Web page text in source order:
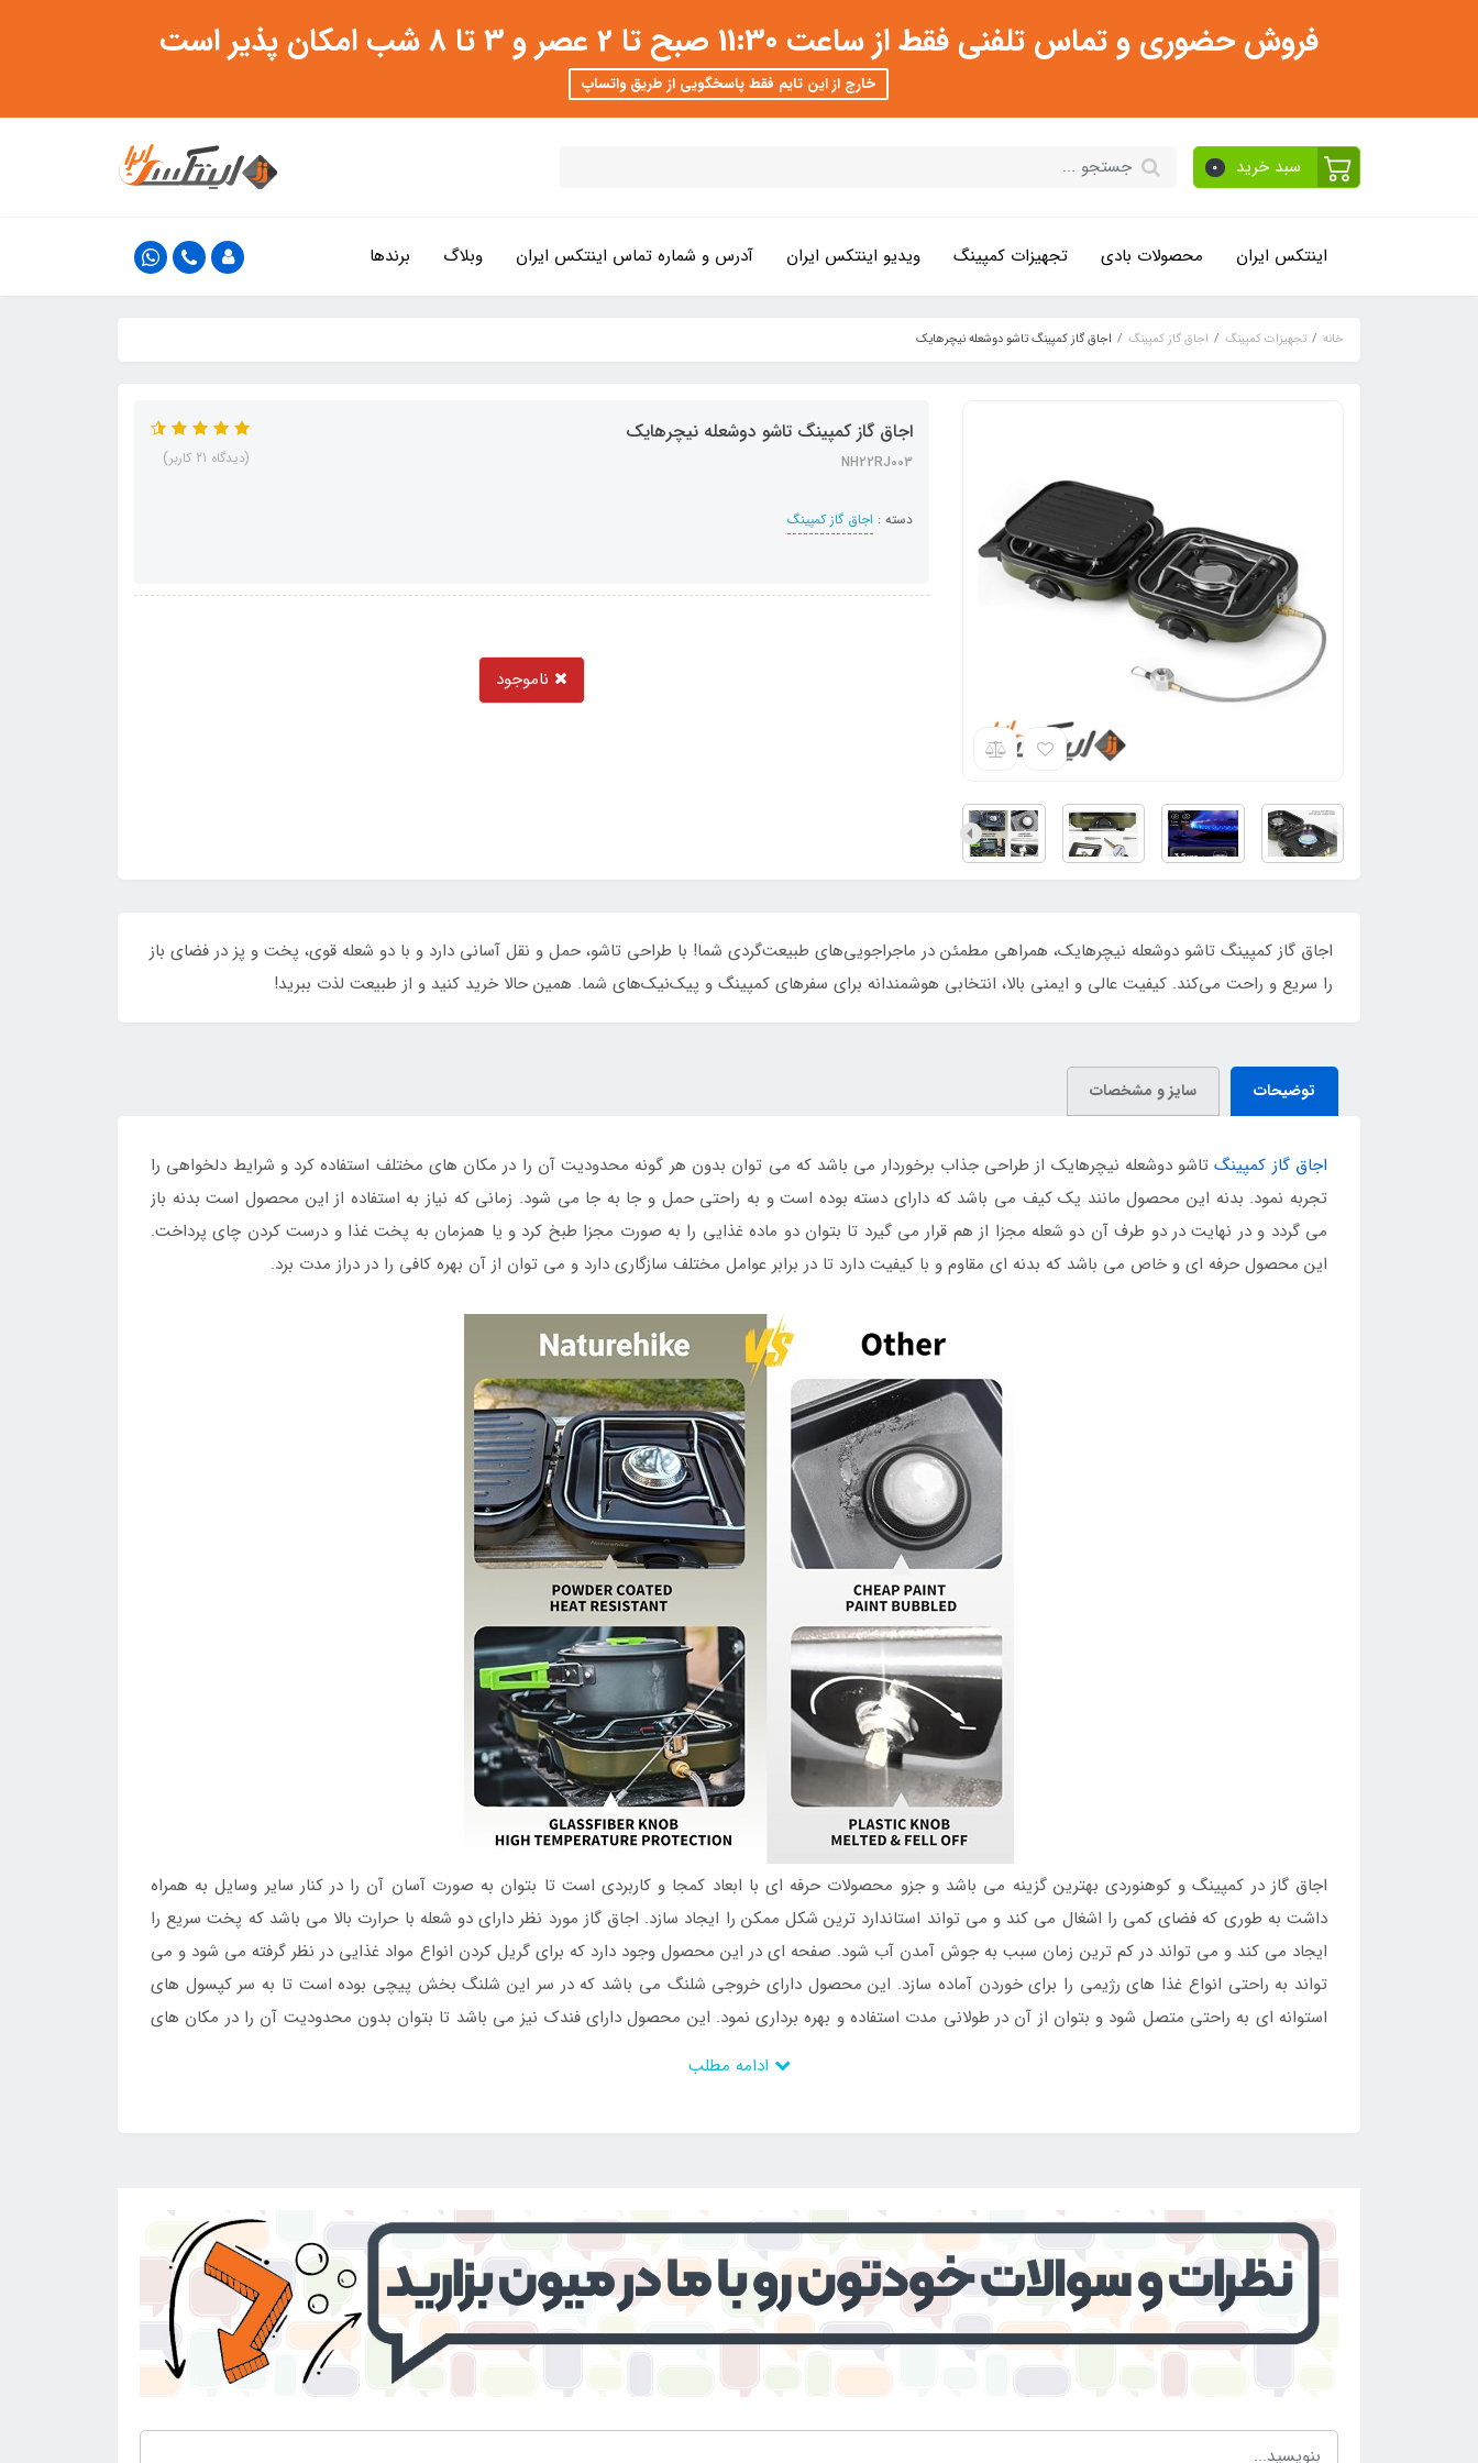
فروش حضوری و تماس تلفنی فقط از ساعت 11:30 صبح تا 2 عصر و 3 تا 8 شب امکان پذیر است
خارج از این تایم فقط پاسخگویی از طریق واتساپ
سبد خرید 0
اینتکس ایران محصولات بادی تجهیزات کمپینگ ویدیو اینتکس ایران آدرس و شماره تماس اینتکس ایران وبلاگ برندها
خانه تجهیزات کمپینگ اجاق گاز کمپینگ اجاق گاز کمپینگ تاشو دوشعله نیچرهایک
اجاق گاز کمپینگ تاشو دوشعله نیچرهایک
NH22RJ003
دسته : اجاق گاز کمپینگ
(دیدگاه 21 کاربر)
ناموجود
اجاق گاز کمپینگ تاشو دوشعله نیچرهایک، همراهی مطمئن در ماجراجویی‌های طبیعت‌گردی شما! با طراحی تاشو، حمل و نقل آسانی دارد و با دو شعله قوی، پخت و پز در فضای باز
را سریع و راحت می‌کند. کیفیت عالی و ایمنی بالا، انتخابی هوشمندانه برای سفرهای کمپینگ و پیک‌نیک‌های شما. همین حالا خرید کنید و از طبیعت لذت ببرید!
توضیحات سایز و مشخصات
اجاق گاز کمپینگتاشو دوشعله نیچرهایک از طراحی جذاب برخوردار می باشد که می توان بدون هر گونه محدودیت آن را در مکان های مختلف استفاده کرد و شرایط دلخواهی را
تجربه نمود. بدنه این محصول مانند یک کیف می باشد که دارای دسته بوده است و به راحتی حمل و جا به جا می شود. زمانی که نیاز به استفاده از این محصول است بدنه باز
می گردد و در نهایت در دو طرف آن دو شعله مجزا از هم قرار می گیرد تا بتوان دو ماده غذایی را به صورت مجزا طبخ کرد و یا همزمان به پخت غذا و درست کردن چای پرداخت.
این محصول حرفه ای و خاص می باشد که بدنه ای مقاوم و با کیفیت دارد تا در برابر عوامل مختلف سازگاری دارد و می توان از آن بهره کافی را در دراز مدت برد.
اجاق گاز در کمپینگ و کوهنوردی بهترین گزینه می باشد و جزو محصولات حرفه ای با ابعاد کمجا و کاربردی است تا بتوان به صورت آسان آن را در کنار سایر وسایل به همراه
داشت به طوری که فضای کمی را اشغال می کند و می تواند استاندارد ترین شکل ممکن را ایجاد سازد. اجاق گاز مورد نظر دارای دو شعله با حرارت بالا می باشد که پخت سریع را
ایجاد می کند و می تواند در کم ترین زمان سبب به جوش آمدن آب شود. صفحه ای در این محصول وجود دارد که برای گریل کردن انواع مواد غذایی در نظر گرفته می شود و می
تواند به راحتی انواع غذا های رژیمی را برای خوردن آماده سازد. این محصول دارای خروجی شلنگ می باشد که در سر این شلنگ بخش پیچی بوده است تا به سر کپسول های
استوانه ای به راحتی متصل شود و بتوان از آن در طولانی مدت استفاده و بهره برداری نمود. این محصول دارای فندک نیز می باشد تا بتوان بدون محدودیت آن را در مکان های